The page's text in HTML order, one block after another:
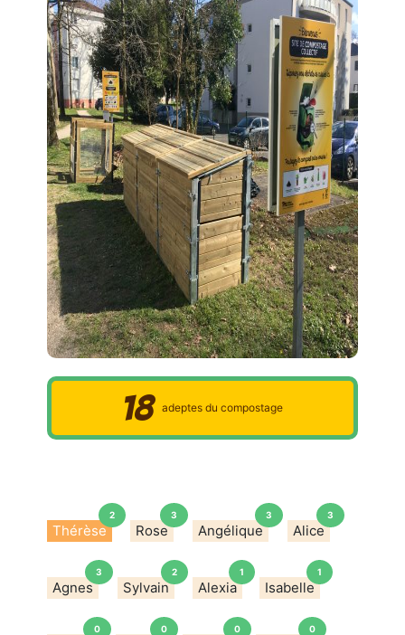
18 adeptes du compostage
Thérèse
2
Rose
3
Angélique
3
Alice
3
Agnes
3
Sylvain
2
Alexia
1
Isabelle
1
0 0 0 0